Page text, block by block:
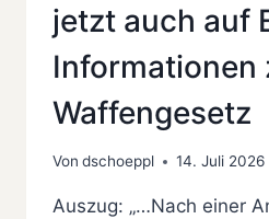
jetzt auch auf
Informationen
Waffengesetz
Von dschoeppl 14. Juli 2026
Auszug: „…Nach einer